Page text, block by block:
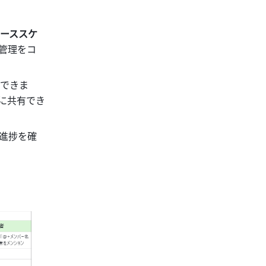
ススケ
理をコ
きま
共有でき
捗を確